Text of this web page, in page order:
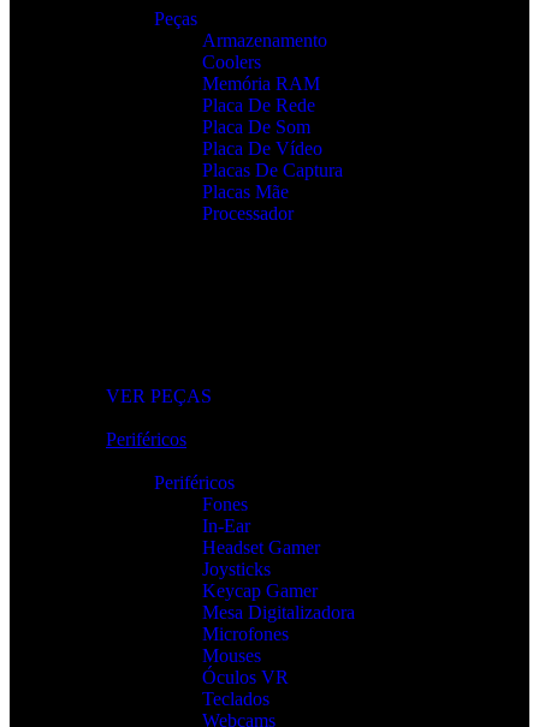
Peças
Armazenamento
Coolers
Memória RAM
Placa De Rede
Placa De Som
Placa De Vídeo
Placas De Captura
Placas Mãe
Processador
VER PEÇAS
Periféricos
Periféricos
Fones
In-Ear
Headset Gamer
Joysticks
Keycap Gamer
Mesa Digitalizadora
Microfones
Mouses
Óculos VR
Teclados
Webcams